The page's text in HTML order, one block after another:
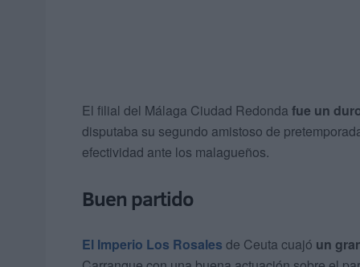
El filial del Málaga Ciudad Redonda fue un
disputaba su segundo amistoso de
efectividad ante los malagueños.
Buen partido
El Imperio Los Rosales de Ceuta cuajó un